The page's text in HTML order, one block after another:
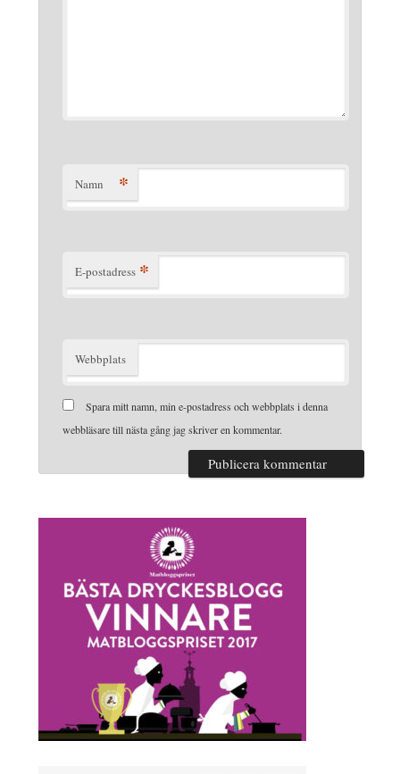
Namn *
E-postadress *
Webbplats
Spara mitt namn, min e-postadress och webbplats i denna
webbläsare till nästa gång jag skriver en kommentar.